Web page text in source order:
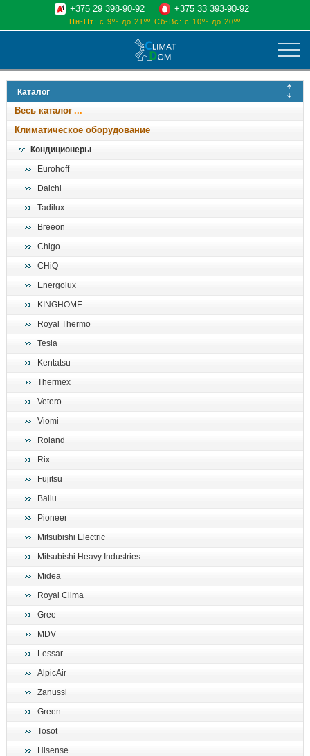
климат
отопительные котлы
водоснабжение
+375 29 398-90-92 +375 33 393-90-92
Пн-Пт: с 9ºº до 21ºº Сб-Вс: с 10ºº до 20ºº
Каталог
Весь каталог
Климатическое оборудование
Кондиционеры
Eurohoff
Daichi
Tadilux
Breeon
Chigo
CHiQ
Energolux
KINGHOME
Royal Thermo
Tesla
Kentatsu
Thermex
Vetero
Viomi
Roland
Rix
Fujitsu
Ballu
Pioneer
Mitsubishi Electric
Mitsubishi Heavy Industries
Midea
Royal Clima
Gree
MDV
Lessar
AlpicAir
Zanussi
Green
Tosot
Hisense